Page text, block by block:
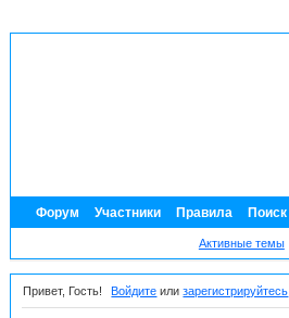
Форум Участники Правила Поиск
Активные темы
Привет, Гость! Войдите илизарегистрируйтесь